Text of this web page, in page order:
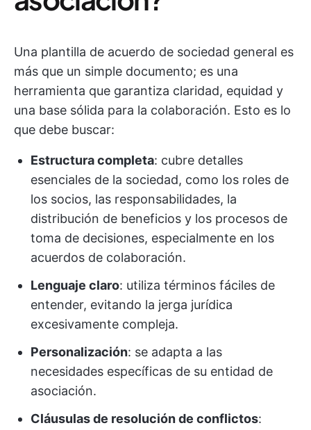
Una plantilla de acuerdo de sociedad general es
más que un simple documento; es una
herramienta que garantiza claridad, equidad y
una base sólida para la colaboración. Esto es lo
que debe buscar:
Estructura completa: cubre detalles
esenciales de la sociedad, como los roles de
los socios, las responsabilidades, la
distribución de beneficios y los procesos de
toma de decisiones, especialmente en los
acuerdos de colaboración.
Lenguaje claro: utiliza términos fáciles de
entender, evitando la jerga jurídica
excesivamente compleja.
Personalización: se adapta a las
necesidades específicas de su entidad de
asociación.
Cláusulas de resolución de conflictos: